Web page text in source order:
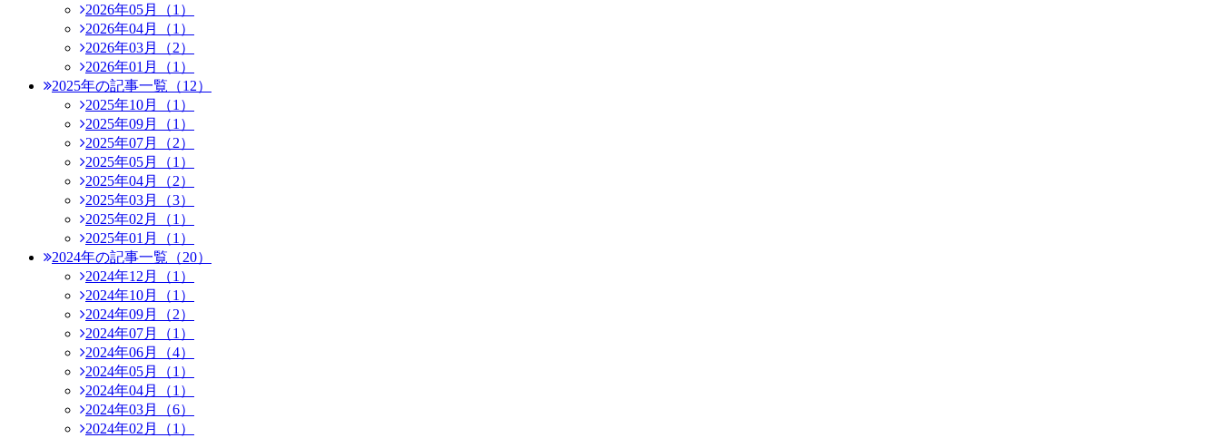
2026年05月（1）
2026年04月（1）
2026年03月（2）
2026年01月（1）
2025年の記事一覧（12）
2025年10月（1）
2025年09月（1）
2025年07月（2）
2025年05月（1）
2025年04月（2）
2025年03月（3）
2025年02月（1）
2025年01月（1）
2024年の記事一覧（20）
2024年12月（1）
2024年10月（1）
2024年09月（2）
2024年07月（1）
2024年06月（4）
2024年05月（1）
2024年04月（1）
2024年03月（6）
2024年02月（1）